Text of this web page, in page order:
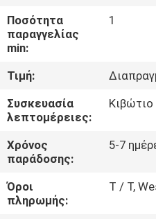
ΠΟΙΟΤΙΚΌΣ
ΈΛΕΓΧΟΣ
ΜΑΣ
ΕΛΆΤΕ
ΣΕ
ΕΠΑΦΉ
ΜΕ
Ποσότητα
παραγγελίας
min:
1
Τιμή:
Συσκευασία
λεπτομέρειες:
Χρόνος
παράδοσης:
5-7
Όροι
πληρωμής:
T / T,